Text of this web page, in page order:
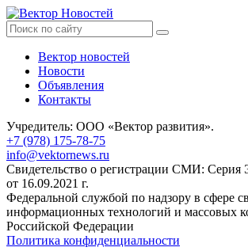
Вектор новостей
Новости
Объявления
Контакты
Учредитель: ООО «Вектор развития».
+7 (978) 175-78-75
info@vektornews.ru
Свидетельство о регистрации СМИ:
от 16.09.2021 г.
Федеральной службой по надзору в сфере
информационных технологий и массовых
Российской Федерации
Политика конфиденциальности